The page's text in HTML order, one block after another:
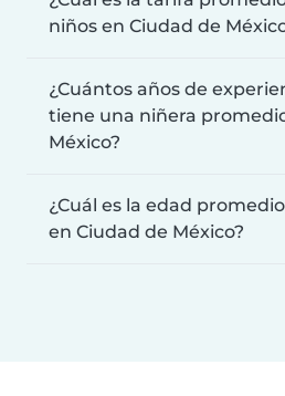
niños en Ciudad de
¿Cuántos años de
tiene una niñera
México?
¿Cuál es la edad
en Ciudad de México?